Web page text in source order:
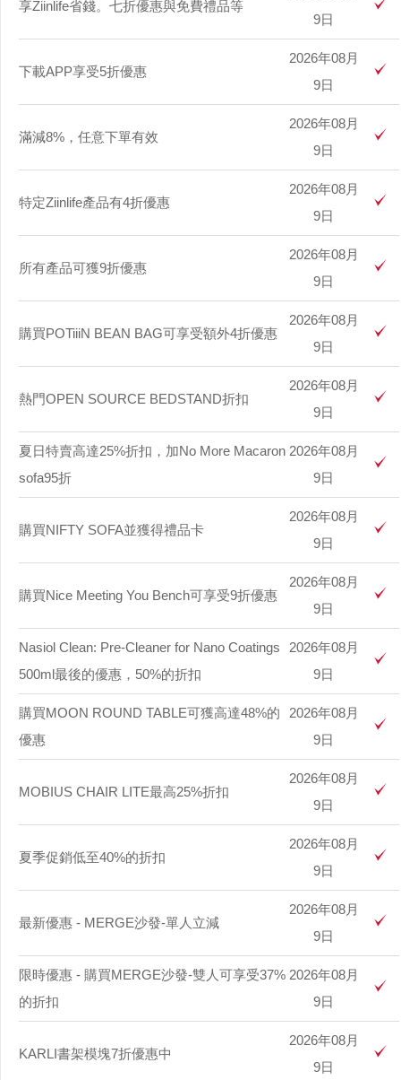
享Ziinlife省錢。七折優惠與免費禮品等
9日
下載APP享受5折優惠
2026年08月
9日
滿減8%，任意下單有效
2026年08月
9日
特定Ziinlife產品有4折優惠
2026年08月
9日
所有產品可獲9折優惠
2026年08月
9日
購買POTiiiN BEAN BAG可享受額外4折優惠
2026年08月
9日
熱門OPEN SOURCE BEDSTAND折扣
2026年08月
9日
夏日特賣高達25%折扣，加No More Macaron
sofa95折
2026年08月
9日
購買NIFTY SOFA並獲得禮品卡
2026年08月
9日
購買Nice Meeting You Bench可享受9折優惠
2026年08月
9日
Nasiol Clean: Pre-Cleaner for Nano Coatings
500ml最後的優惠，50%的折扣
2026年08月
9日
購買MOON ROUND TABLE可獲高達48%的
優惠
2026年08月
9日
MOBIUS CHAIR LITE最高25%折扣
2026年08月
9日
夏季促銷低至40%的折扣
2026年08月
9日
最新優惠 - MERGE沙發-單人立減
2026年08月
9日
限時優惠 - 購買MERGE沙發-雙人可享受37%
的折扣
2026年08月
9日
KARLI書架模塊7折優惠中
2026年08月
9日